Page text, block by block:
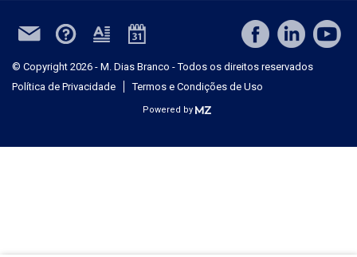
© Copyright 2026 - M. Dias Branco - Todos os direitos reservados
Política de Privacidade
Termos e Condições de Uso
Powered by